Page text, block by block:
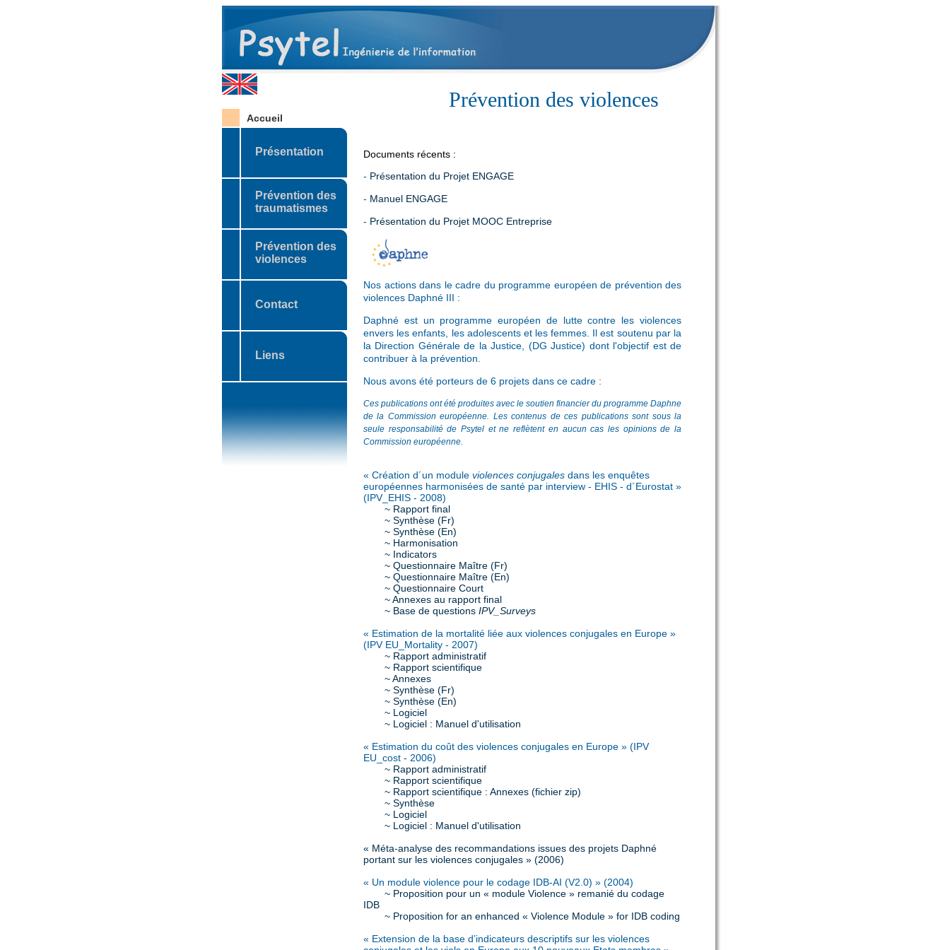
Accueil
Prévention des violences
Présentation
Prévention des
traumatismes
Prévention des
violences
Contact
Liens
Documents récents :
- Présentation du Projet ENGAGE
- Manuel ENGAGE
- Présentation du Projet MOOC Entreprise
Nos actions dans le cadre du programme européen de prévention des
violences Daphné III :
Daphné est un programme européen de lutte contre les violences
envers les enfants, les adolescents et les femmes. Il est soutenu par la
la Direction Générale de la Justice, (DG Justice) dont l'objectif est de
contribuer à la prévention.
Nous avons été porteurs de 6 projets dans ce cadre :
Ces publications ont été produites avec le soutien financier du programme Daphne
de la Commission européenne. Les contenus de ces publications sont sous la
seule responsabilité de Psytel et ne reflètent en aucun cas les opinions de la
Commission européenne.
« Création d´un module violences conjugales dans les enquêtes
européennes harmonisées de santé par interview - EHIS - d´Eurostat »
(IPV_EHIS - 2008)
~ Rapport final
~ Synthèse (Fr)
~ Synthèse (En)
~ Harmonisation
~ Indicators
~ Questionnaire Maître (Fr)
~ Questionnaire Maître (En)
~ Questionnaire Court
~ Annexes au rapport final
~ Base de questions IPV_Surveys
« Estimation de la mortalité liée aux violences conjugales en Europe »
(IPV EU_Mortality - 2007)
~ Rapport administratif
~ Rapport scientifique
~ Annexes
~ Synthèse (Fr)
~ Synthèse (En)
~ Logiciel
~ Logiciel : Manuel d'utilisation
« Estimation du coût des violences conjugales en Europe » (IPV
EU_cost - 2006)
~ Rapport administratif
~ Rapport scientifique
~ Rapport scientifique : Annexes (fichier zip)
~ Synthèse
~ Logiciel
~ Logiciel : Manuel d'utilisation
« Méta-analyse des recommandations issues des projets Daphné
portant sur les violences conjugales » (2006)
« Un module violence pour le codage IDB-AI (V2.0) » (2004)
~ Proposition pour un « module Violence » remanié du codage
IDB
~ Proposition for an enhanced « Violence Module » for IDB coding
« Extension de la base d’indicateurs descriptifs sur les violences